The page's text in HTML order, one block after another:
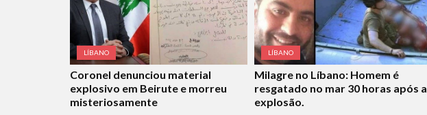
LÍBANO
Coronel denunciou material
explosivo em Beirute e morreu
misteriosamente
LÍBANO
Milagre no Líbano: Homem é
resgatado no mar 30 horas após a
explosão.